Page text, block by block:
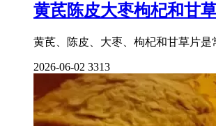
黄芪陈皮大枣枸杞和甘
黄芪、陈皮、大枣、枸杞和甘草片
2026-06-02 3313